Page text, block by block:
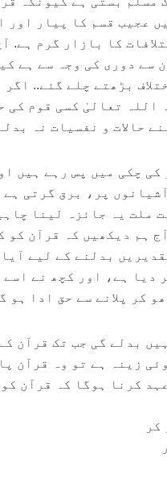
عجیب قسم کا پیار اور
کا بازار گرم ہے.
سے دوری کی وجہ سے ہے
بڑھتے چلے گئے..
اللہ تعالیٰ کسی قوم کی
حالات و نفسیات نہ
چکی میں پس رہے ہیں
پر، برق گرتی
ملت یہ جائزہ لینا
ہم دیکھیں کہ قرآن کو
بدلنے کے لیے
ہے، اور کچھ نے اسے
کر پلانے سے حق ادا ہو
بدلے گی جب تک قرآن
زینہ ہے تو وہ قرآن
کرنا ہوگا کہ قرآن کو
کر